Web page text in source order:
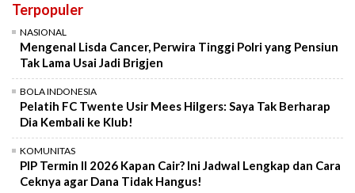
Terpopuler
NASIONAL
Mengenal Lisda Cancer, Perwira Tinggi Polri yang Pensiun
Tak Lama Usai Jadi Brigjen
BOLA INDONESIA
Pelatih FC Twente Usir Mees Hilgers: Saya Tak Berharap
Dia Kembali ke Klub!
KOMUNITAS
PIP Termin II 2026 Kapan Cair? Ini Jadwal Lengkap dan Cara
Ceknya agar Dana Tidak Hangus!